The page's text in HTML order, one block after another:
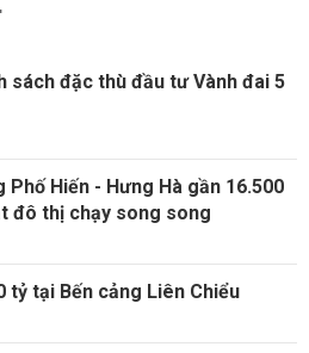
sách đặc thù đầu tư Vành đai 5
Phố Hiến - Hưng Hà gần 16.500
đô thị chạy song song
tỷ tại Bến cảng Liên Chiểu